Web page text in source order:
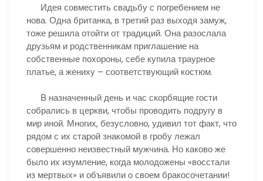
Идея совместить свадьбу с погребением не
нова. Одна британка, в третий раз выходя замуж,
тоже решила отойти от традиций. Она разослала
друзьям и родственникам приглашение на
собственные похороны, себе купила траурное
платье, а жениху – соответствующий костюм.
В назначенный день и час скорбящие гости
собрались в церкви, чтобы проводить подругу в
мир иной. Многих, безусловно, удивил тот факт, что
рядом с их старой знакомой в гробу лежал
совершенно неизвестный мужчина. Но каково же
было их изумление, когда молодожены «восстали
из мертвых» и объявили о своем бракосочетании!